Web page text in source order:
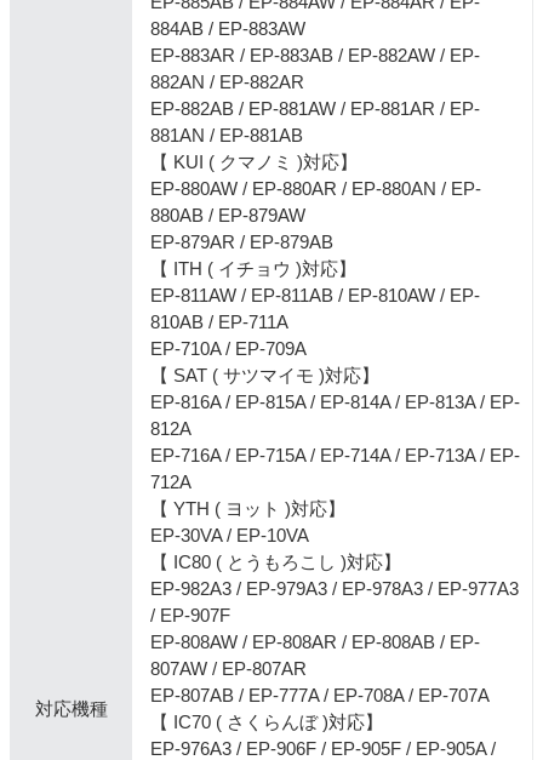
対応機種
884AB / EP-883AW
EP-883AR / EP-883AB / EP-882AW / EP-
882AN / EP-882AR
EP-882AB / EP-881AW / EP-881AR / EP-
881AN / EP-881AB
【 KUI ( クマノミ )対応】
EP-880AW / EP-880AR / EP-880AN / EP-
880AB / EP-879AW
EP-879AR / EP-879AB
【 ITH ( イチョウ )対応】
EP-811AW / EP-811AB / EP-810AW / EP-
810AB / EP-711A
EP-710A / EP-709A
【 SAT ( サツマイモ )対応】
EP-816A / EP-815A / EP-814A / EP-813A / EP-
812A
EP-716A / EP-715A / EP-714A / EP-713A / EP-
712A
【 YTH ( ヨット )対応】
EP-30VA / EP-10VA
【 IC80 ( とうもろこし )対応】
EP-982A3 / EP-979A3 / EP-978A3 / EP-977A3
/ EP-907F
EP-808AW / EP-808AR / EP-808AB / EP-
807AW / EP-807AR
EP-807AB / EP-777A / EP-708A / EP-707A
【 IC70 ( さくらんぼ )対応】
EP-976A3 / EP-906F / EP-905F / EP-905A /